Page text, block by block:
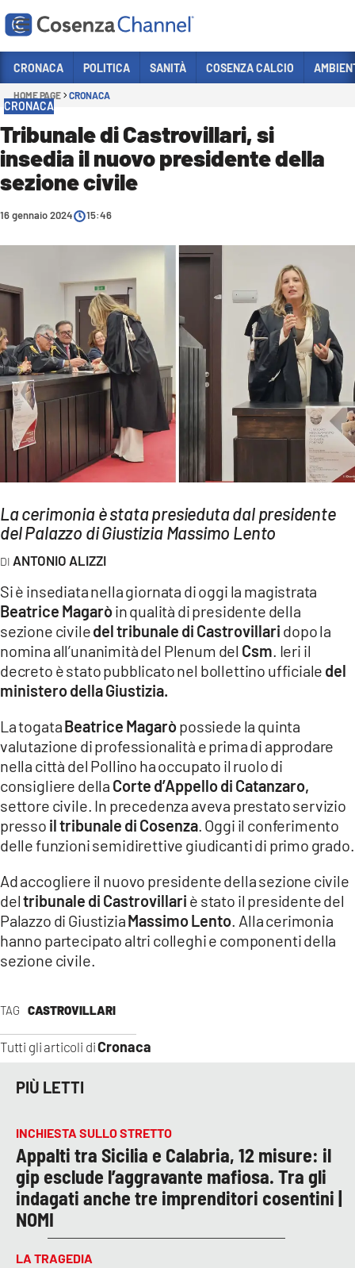
Sezioni
CRONACA
POLITICA
COSENZA CALCIO
ECONOMIA E LAVORO
SPORT
CULTURA
AMBIENTE
Streaming
LAC TV
LAC NETWORK
LAC ONAIR
LaC
Network
LACPLAY.IT
LACTV.IT
LACONAIR.IT
LACITYMAG.IT
ILREGGINO.IT
ILVIBONESE.IT
CATANZAROCHANNEL.IT
LACAPITALENEWS.IT
App
APPLE
CRONACA POLITICA SANITÀ COSENZA CALCIO
HOME PAGE CRONACA
CRONACA
Tribunale di Castrovillari, si
insedia il nuovo presidente della
sezione civile
16 gennaio 2024 15:46
La cerimonia è stata presieduta dal presidente
del Palazzo di Giustizia Massimo Lento
ANTONIO ALIZZI
TAG CASTROVILLARI
Tutti gli articoli diCronaca
Si è insediata nella giornata di oggi la magistrata
Beatrice Magaròin qualità di presidente della
sezione civiledel tribunale di Castrovillari dopo la
nomina all’unanimità del Plenum del Csm . Ieri il
decreto è stato pubblicato nel bollettino ufficiale del
ministero della Giustizia.
La togataBeatrice Magaròpossiede la quinta
valutazione di professionalità e prima di approdare
nella città del Pollino ha occupato il ruolo di
consigliere della Corte d’Appello di Catanzaro,
settore civile. In precedenza aveva prestato servizio
presso il tribunale di Cosenza. Oggi il conferimento
delle funzioni semidirettive giudicanti di primo grado.
Ad accogliere il nuovo presidente della sezione civile
deltribunale di Castrovillari è stato il presidente del
Palazzo di GiustiziaMassimo Lento . Alla cerimonia
hanno partecipato altri colleghi e componenti della
sezione civile.
PIÙ LETTI
INCHIESTA SULLO STRETTO
Appalti tra Sicilia e Calabria, 12 misure: il
gip esclude l’aggravante mafiosa. Tra gli
indagati anche tre imprenditori cosentini |
NOMI
LA TRAGEDIA